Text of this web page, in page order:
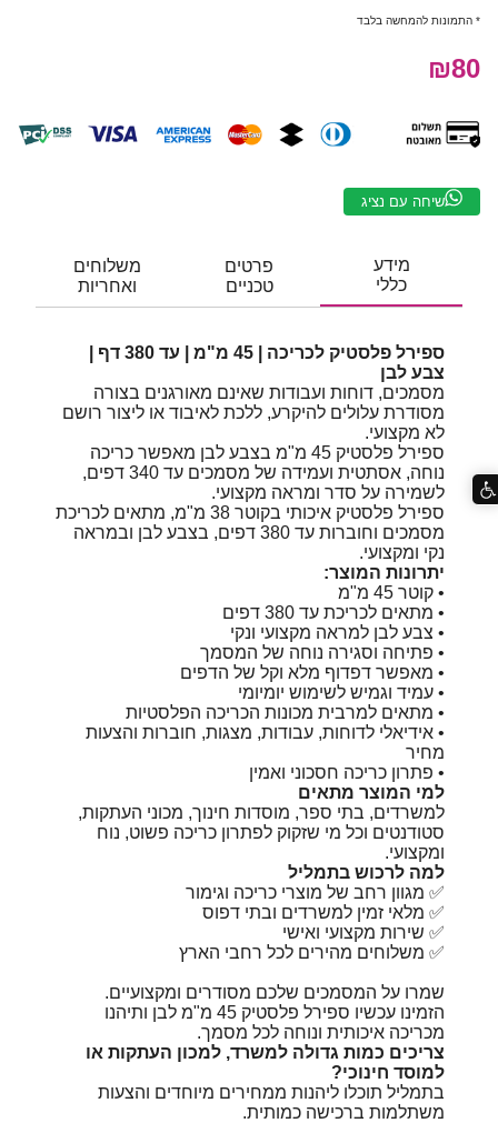
* התמונות להמחשה בלבד
₪80
שיחה עם נציג
מידע
כללי
פרטים
טכניים
משלוחים
ואחריות
ספירל פלסטיק לכריכה | 45 מ"מ | עד 380 דף |
צבע לבן
מסמכים, דוחות ועבודות שאינם מאורגנים בצורה
מסודרת עלולים להיקרע, ללכת לאיבוד או ליצור רושם
לא מקצועי.
ספירל פלסטיק 45 מ"מ בצבע לבן מאפשר כריכה
נוחה, אסתטית ועמידה של מסמכים עד 340 דפים,
לשמירה על סדר ומראה מקצועי.
ספירל פלסטיק איכותי בקוטר 38 מ"מ, מתאים לכריכת
מסמכים וחוברות עד 380 דפים, בצבע לבן ובמראה
נקי ומקצועי.
יתרונות המוצר:
• קוטר 45 מ"מ
• מתאים לכריכת עד 380 דפים
• צבע לבן למראה מקצועי ונקי
• פתיחה וסגירה נוחה של המסמך
• מאפשר דפדוף מלא וקל של הדפים
• עמיד וגמיש לשימוש יומיומי
• מתאים למרבית מכונות הכריכה הפלסטיות
• אידיאלי לדוחות, עבודות, מצגות, חוברות והצעות
מחיר
• פתרון כריכה חסכוני ואמין
למי המוצר מתאים
למשרדים, בתי ספר, מוסדות חינוך, מכוני העתקות,
סטודנטים וכל מי שזקוק לפתרון כריכה פשוט, נוח
ומקצועי.
למה לרכוש בתמליל
✅ מגוון רחב של מוצרי כריכה וגימור
✅ מלאי זמין למשרדים ובתי דפוס
✅ שירות מקצועי ואישי
✅ משלוחים מהירים לכל רחבי הארץ
שמרו על המסמכים שלכם מסודרים ומקצועיים.
הזמינו עכשיו ספירל פלסטיק 45 מ"מ לבן ותיהנו
מכריכה איכותית ונוחה לכל מסמך.
צריכים כמות גדולה למשרד, למכון העתקות או
למוסד חינוכי?
בתמליל תוכלו ליהנות ממחירים מיוחדים והצעות
משתלמות ברכישה כמותית.